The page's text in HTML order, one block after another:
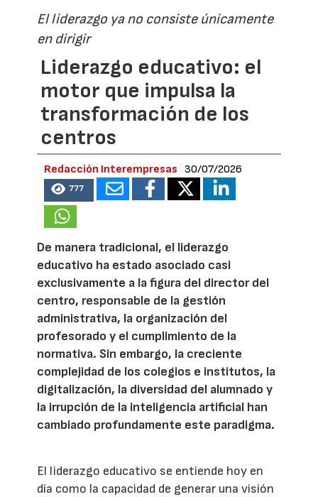
El liderazgo ya no consiste únicamente
en dirigir
Liderazgo educativo: el
motor que impulsa la
transformación de los
centros
Redacción Interempresas 30/07/2026
777
De manera tradicional, el liderazgo
educativo ha estado asociado casi
exclusivamente a la figura del director del
centro, responsable de la gestión
administrativa, la organización del
profesorado y el cumplimiento de la
normativa. Sin embargo, la creciente
complejidad de los colegios e institutos, la
digitalización, la diversidad del alumnado y
la irrupción de la inteligencia artificial han
cambiado profundamente este paradigma.
El liderazgo educativo se entiende hoy en
día como la capacidad de generar una visión